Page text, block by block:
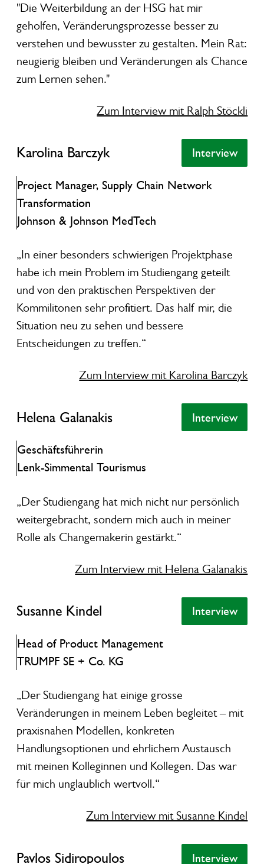
"Die Weiterbildung an der HSG hat mir
geholfen, Veränderungsprozesse besser zu
verstehen und bewusster zu gestalten. Mein Rat:
neugierig bleiben und Veränderungen als Chance
zum Lernen sehen."
Zum Interview mit Ralph Stöckli
Karolina Barczyk Interview
Interview
Project Manager, Supply Chain Network
Transformation
Johnson & Johnson MedTech
„In einer besonders schwierigen Projektphase
habe ich mein Problem im Studiengang geteilt
und von den praktischen Perspektiven der
Kommilitonen sehr profitiert. Das half mir, die
Situation neu zu sehen und bessere
Entscheidungen zu treffen.“
Zum Interview mit Karolina Barczyk
Helena Galanakis Interview
Interview
Geschäftsführerin
Lenk-Simmental Tourismus
„Der Studiengang hat mich nicht nur persönlich
weitergebracht, sondern mich auch in meiner
Rolle als Changemakerin gestärkt.“
Zum Interview mit Helena Galanakis
Susanne Kindel Interview
Interview
Head of Product Management
TRUMPF SE + Co. KG
„Der Studiengang hat einige grosse
Veränderungen in meinem Leben begleitet – mit
praxisnahen Modellen, konkreten
Handlungsoptionen und ehrlichem Austausch
mit meinen Kolleginnen und Kollegen. Das war
für mich unglaublich wertvoll.“
Zum Interview mit Susanne Kindel
Pavlos Sidiropoulos Interview